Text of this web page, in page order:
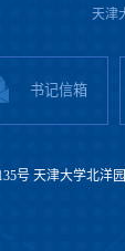
天津
书记信箱
号 天津大学北洋